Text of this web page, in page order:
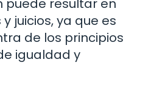
puede resultar en
juicios, ya que es
de los principios
igualdad y